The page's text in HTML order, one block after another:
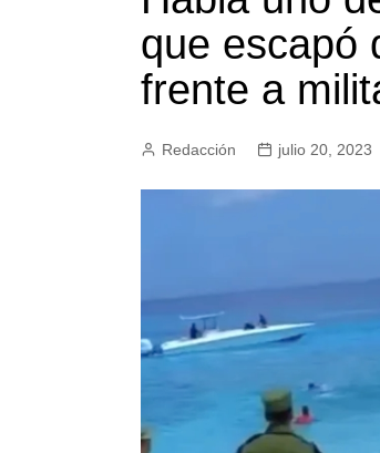
que escapó
frente a
Redacción julio 20, 2023